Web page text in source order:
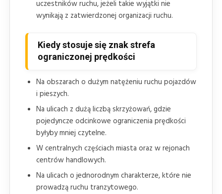
uczestników ruchu, jeżeli takie wyjątki nie
wynikają z zatwierdzonej organizacji ruchu.
Kiedy stosuje się znak strefa
ograniczonej prędkości
Na obszarach o dużym natężeniu ruchu pojazdów
i pieszych.
Na ulicach z dużą liczbą skrzyżowań, gdzie
pojedyncze odcinkowe ograniczenia prędkości
byłyby mniej czytelne.
W centralnych częściach miasta oraz w rejonach
centrów handlowych.
Na ulicach o jednorodnym charakterze, które nie
prowadzą ruchu tranzytowego.